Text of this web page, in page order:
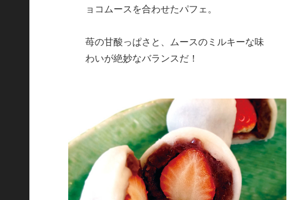
ョコムースを合わせたパフェ。
苺の甘酸っぱさと、ムースのミルキーな味
わいが絶妙なバランスだ！